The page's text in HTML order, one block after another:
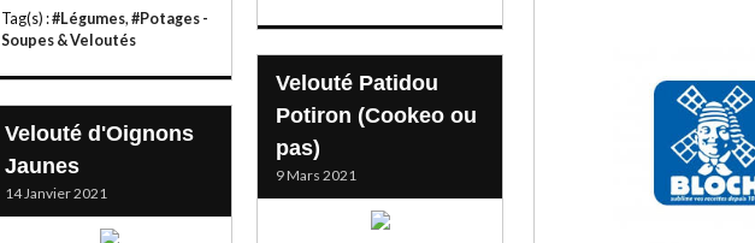
Tag(s) :#Légumes, #Potages -
Soupes & Veloutés
Velouté Patidou
Potiron (Cookeo ou
pas)
9 Mars 2021
Velouté d'Oignons
Jaunes
14 Janvier 2021